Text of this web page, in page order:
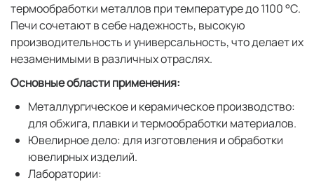
термообработки металлов при температуре до 1100 °С.
Печи сочетают в себе надежность, высокую
производительность и универсальность, что делает их
незаменимыми в различных отраслях.
Основные области применения:
Металлургическое и керамическое производство:
для обжига, плавки и термообработки материалов.
Ювелирное дело: для изготовления и обработки
ювелирных изделий.
Лаборатории: